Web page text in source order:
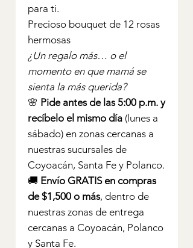
para ti.
Precioso bouquet de 12 rosas
hermosas
¿Un regalo más… o el
momento en que mamá se
sienta la más querida?
🌸 Pide antes de las 5:00 p.m. y
recíbelo el mismo día (lunes a
sábado) en zonas cercanas a
nuestras sucursales de
Coyoacán, Santa Fe y Polanco.
🚚 Envío GRATIS en compras
de $1,500 o más, dentro de
nuestras zonas de entrega
cercanas a Coyoacán, Polanco
y Santa Fe.